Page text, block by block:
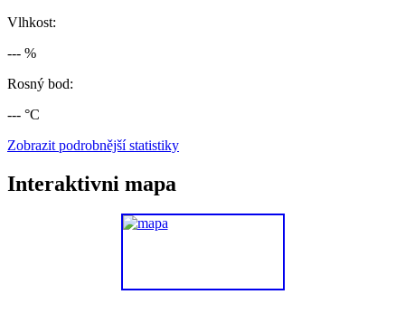
Vlhkost:
--- %
Rosný bod:
--- °C
Zobrazit podrobnější statistiky
Interaktivni mapa